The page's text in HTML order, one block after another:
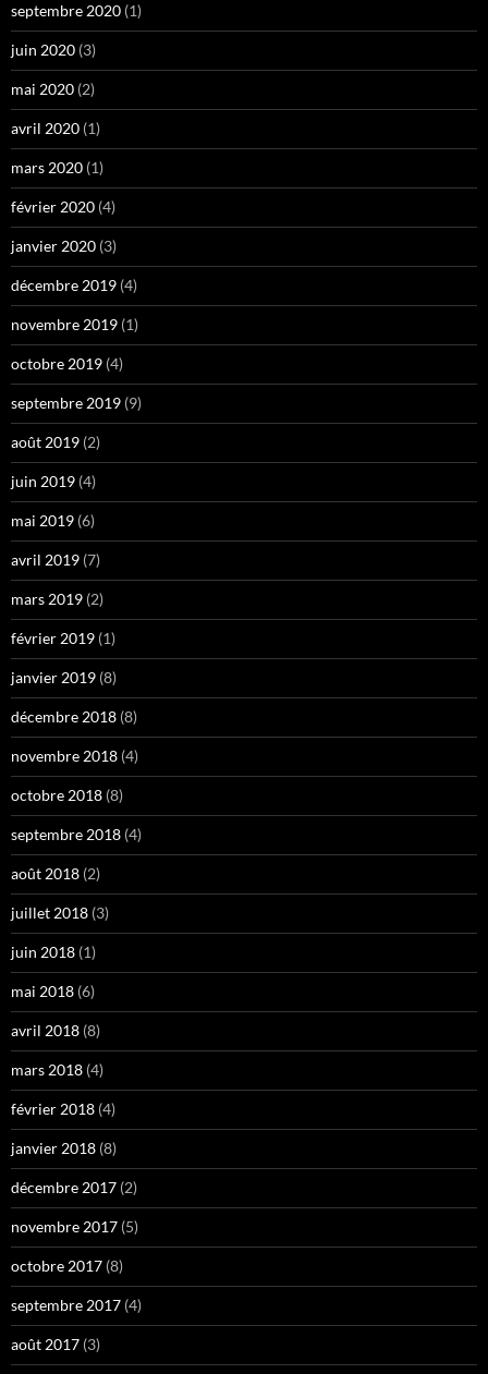
septembre 2020 (1)
juin 2020 (3)
mai 2020 (2)
avril 2020 (1)
mars 2020 (1)
février 2020 (4)
janvier 2020 (3)
décembre 2019 (4)
novembre 2019 (1)
octobre 2019 (4)
septembre 2019 (9)
août 2019 (2)
juin 2019 (4)
mai 2019 (6)
avril 2019 (7)
mars 2019 (2)
février 2019 (1)
janvier 2019 (8)
décembre 2018 (8)
novembre 2018 (4)
octobre 2018 (8)
septembre 2018 (4)
août 2018 (2)
juillet 2018 (3)
juin 2018 (1)
mai 2018 (6)
avril 2018 (8)
mars 2018 (4)
février 2018 (4)
janvier 2018 (8)
décembre 2017 (2)
novembre 2017 (5)
octobre 2017 (8)
septembre 2017 (4)
août 2017 (3)